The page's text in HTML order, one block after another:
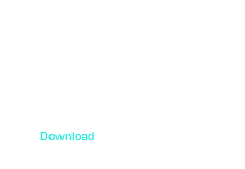
Download